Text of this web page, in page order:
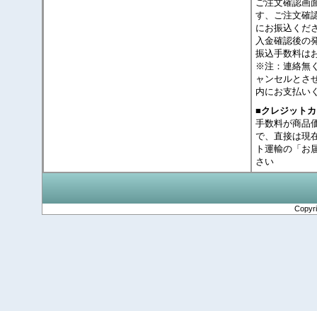
ご注文確認画
す、ご注文確
にお振込くだ
入金確認後の
振込手数料は
※注：連絡無
ャンセルとさ
内にお支払い
■クレジット
手数料が商品
で、直接は現
ト運輸の「お
さい